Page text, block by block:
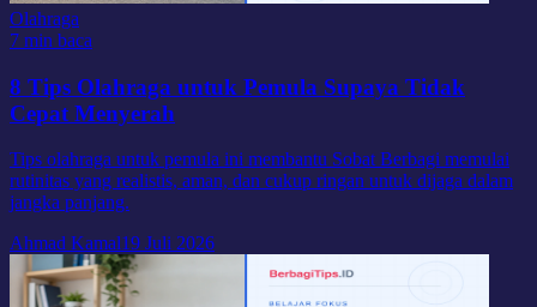
Olahraga
7 min baca
8 Tips Olahraga untuk Pemula Supaya Tidak
Cepat Menyerah
Tips olahraga untuk pemula ini membantu Sobat Berbagi memulai
rutinitas yang realistis, aman, dan cukup ringan untuk dijaga dalam
jangka panjang.
Ahmad Kamal19 Juli 2026